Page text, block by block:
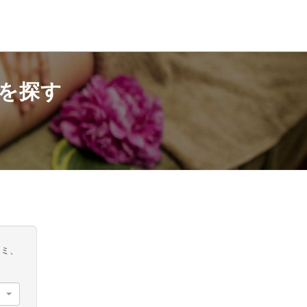
探す
、